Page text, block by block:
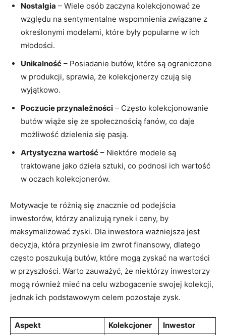
Nostalgia – Wiele osób zaczyna kolekcjonować ze
względu na sentymentalne wspomnienia związane z
określonymi modelami, które były popularne w ich
młodości.
Unikalność – Posiadanie butów, które są ograniczone
w produkcji, sprawia, że kolekcjonerzy czują się
wyjątkowo.
Poczucie przynależności – Często kolekcjonowanie
butów wiąże się ze społecznością fanów, co daje
możliwość dzielenia się pasją.
Artystyczna wartość – Niektóre modele są
traktowane jako dzieła sztuki, co podnosi ich wartość
w oczach kolekcjonerów.
Motywacje te różnią się znacznie od podejścia
inwestorów, którzy analizują rynek i ceny, by
maksymalizować zyski. Dla inwestora ważniejsza jest
decyzja, która przyniesie im zwrot finansowy, dlatego
często poszukują butów, które mogą zyskać na wartości
w przyszłości. Warto zauważyć, że niektórzy inwestorzy
mogą również mieć na celu wzbogacenie swojej kolekcji,
jednak ich podstawowym celem pozostaje zysk.
Aspekt Kolekcjoner Inwestor